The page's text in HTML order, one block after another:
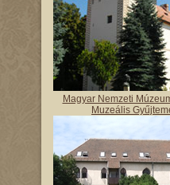
Magyar Nemzeti
Muzeális